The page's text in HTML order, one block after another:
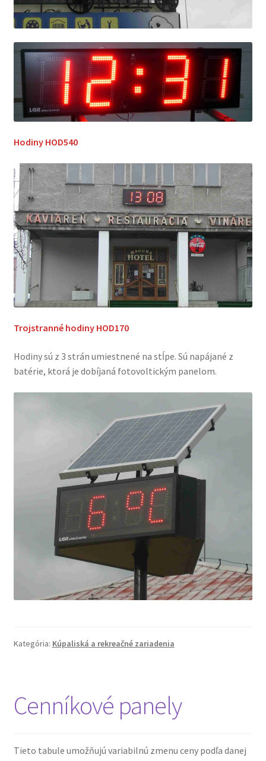
Hodiny HOD540
Trojstranné hodiny HOD170
Hodiny sú z 3 strán umiestnené na stĺpe. Sú napájané z
batérie, ktorá je dobíjaná fotovoltickým panelom.
Kategória: Kúpaliská a rekreačné zariadenia
Cenníkové panely
Tieto tabule umožňujú variabilnú zmenu ceny podľa danej